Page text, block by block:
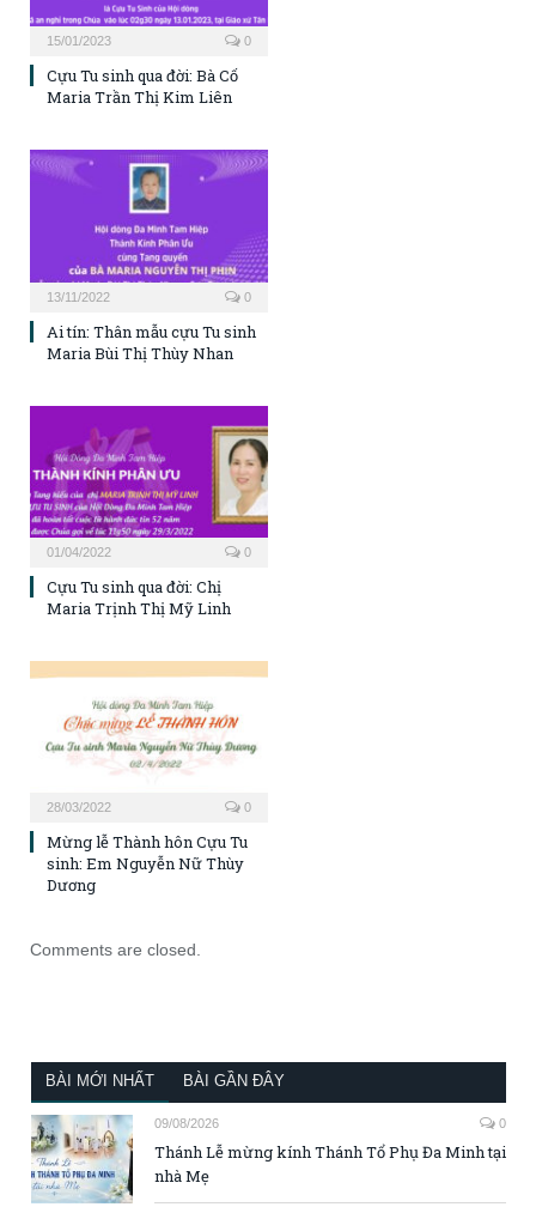
15/01/2023 0
Cựu Tu sinh qua đời: Bà Cố
Maria Trần Thị Kim Liên
13/11/2022 0
Ai tín: Thân mẫu cựu Tu sinh
Maria Bùi Thị Thùy Nhan
01/04/2022 0
Cựu Tu sinh qua đời: Chị
Maria Trịnh Thị Mỹ Linh
28/03/2022 0
Mừng lễ Thành hôn Cựu Tu
sinh: Em Nguyễn Nữ Thùy
Dương
Comments are closed.
BÀI MỚI NHẤT BÀI GẦN ĐÂY
09/08/2026 0
Thánh Lễ mừng kính Thánh Tổ Phụ Đa Minh tại
nhà Mẹ